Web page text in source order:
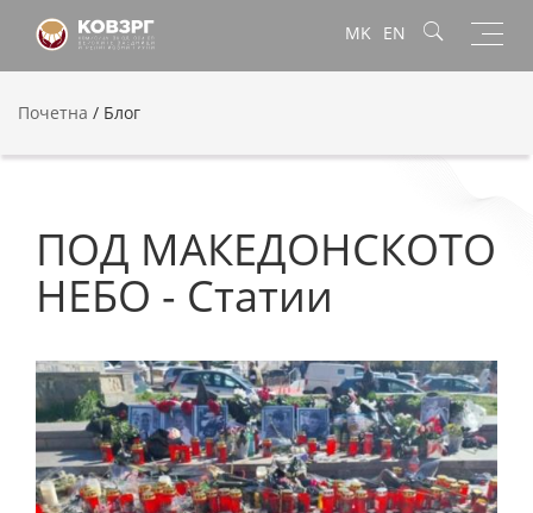
MK EN
Почетна / Блог
ПОД МАКЕДОНСКОТО
НЕБО - Статии